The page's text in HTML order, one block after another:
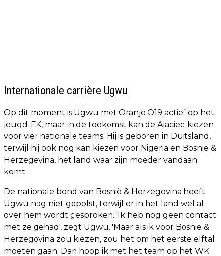
Internationale carrière Ugwu
Op dit moment is Ugwu met Oranje O19 actief op het
jeugd-EK, maar in de toekomst kan de Ajacied kiezen
voor vier nationale teams. Hij is geboren in Duitsland,
terwijl hij ook nog kan kiezen voor Nigeria en Bosnië &
Herzegevina, het land waar zijn moeder vandaan
komt.
De nationale bond van Bosnië & Herzegovina heeft
Ugwu nog niet gepolst, terwijl er in het land wel al
over hem wordt gesproken. 'Ik heb nog geen contact
met ze gehad', zegt Ugwu. 'Maar als ik voor Bosnië &
Herzegovina zou kiezen, zou het om het eerste elftal
moeten gaan. Dan hoop ik met het team op het WK